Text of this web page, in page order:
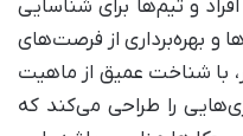
و تیم‌ها برای شناسایی
بهره‌برداری از فرصت‌های
با شناخت عمیق از ماهیت
را طراحی می‌کند که